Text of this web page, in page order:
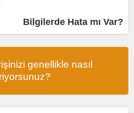
Bilgilerde Hata mı Var?
genellikle nasıl